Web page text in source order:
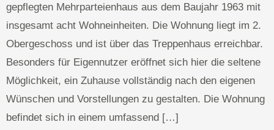
gepflegten Mehrparteienhaus aus dem Baujahr 1963 mit
insgesamt acht Wohneinheiten. Die Wohnung liegt im 2.
Obergeschoss und ist über das Treppenhaus erreichbar.
Besonders für Eigennutzer eröffnet sich hier die seltene
Möglichkeit, ein Zuhause vollständig nach den eigenen
Wünschen und Vorstellungen zu gestalten. Die Wohnung
befindet sich in einem umfassend […]